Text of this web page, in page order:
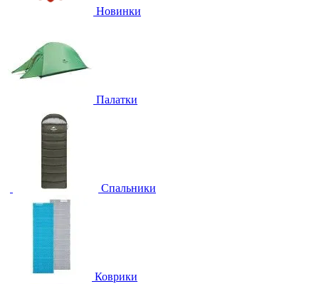
Новинки
Палатки
Спальники
Коврики